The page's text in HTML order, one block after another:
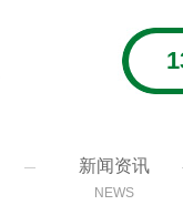
新闻资讯
NEWS